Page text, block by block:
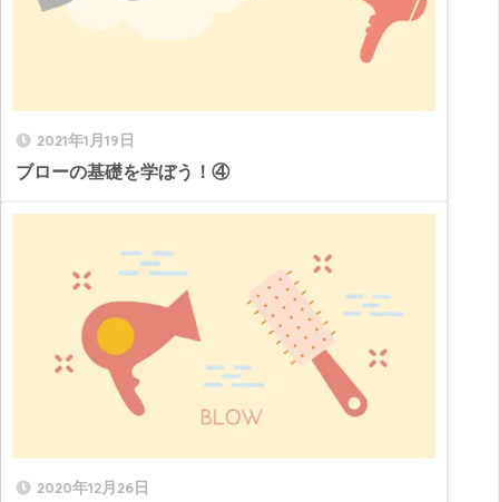
2021年1月19日
ブローの基礎を学ぼう！④
2020年12月26日